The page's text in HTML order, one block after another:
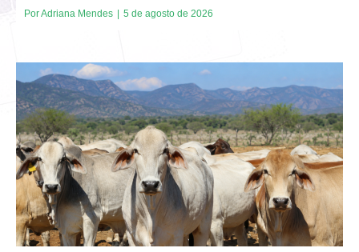
PorAdriana Mendes 5 de agosto de 2026